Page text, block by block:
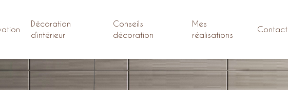
Décoration
d’intérieur
Conseils
décoration
Mes
réalisations
Contact